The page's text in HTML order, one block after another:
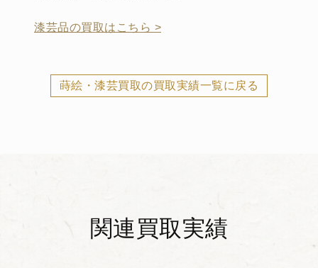
漆芸品の買取はこちら >
蒔絵・漆芸買取の買取実績一覧に戻る
関連買取実績